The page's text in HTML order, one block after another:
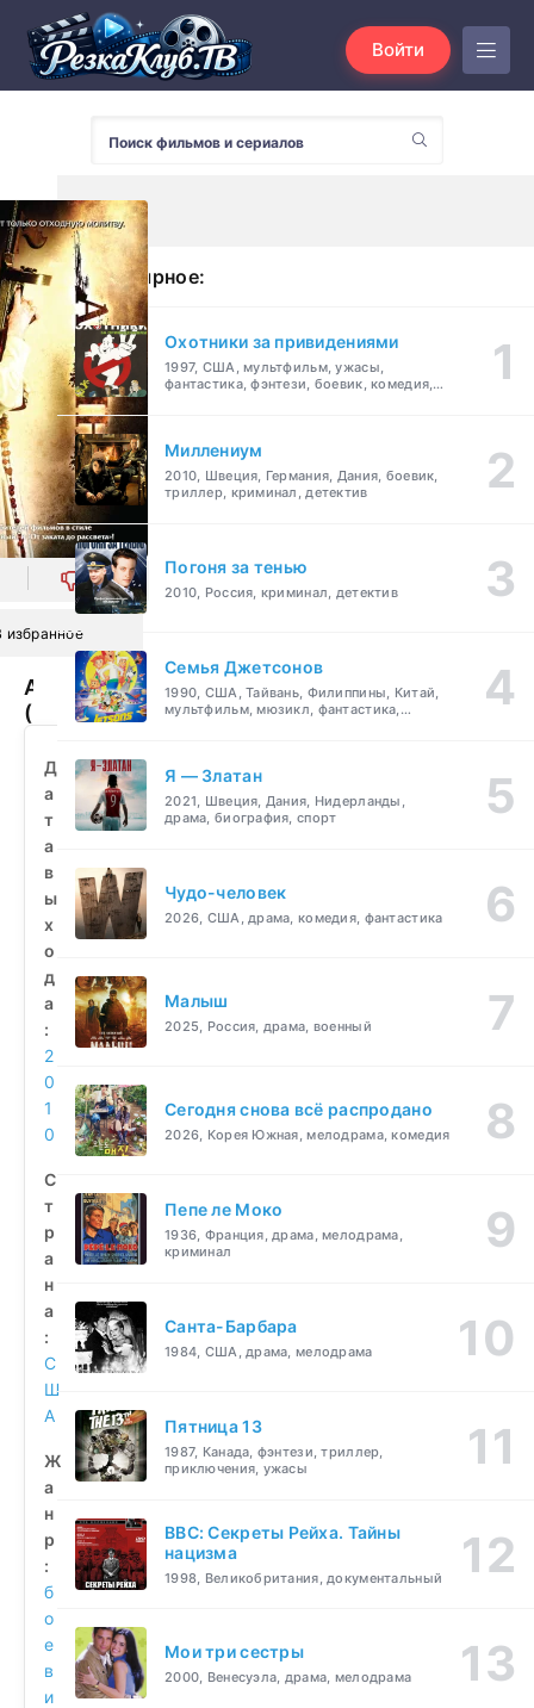
Войти
0
избранное
Аминь
(2010)
бесплатно
Д
а
т
а
в
ы
х
о
д
а
:
2
0
1
0
С
т
р
а
н
а
:
С
Ш
А
Ж
а
н
р
:
б
о
е
в
и
Популярное:
Охотники за привидениями
1997, США, мультфильм, ужасы,
фантастика, фэнтези, боевик, комедия,
Миллениум
2010, Швеция, Германия, Дания, боевик,
триллер, криминал, детектив
Погоня за тенью
2010, Россия, криминал, детектив
Семья Джетсонов
1990, США, Тайвань, Филиппины, Китай,
мультфильм, мюзикл, фантастика,
Я — Златан
2021, Швеция, Дания, Нидерланды,
драма, биография, спорт
Чудо-человек
2026, США, драма, комедия, фантастика
Малыш
2025, Россия, драма, военный
Сегодня снова всё распродано
2026, Корея Южная, мелодрама, комедия
Пепе ле Моко
1936, Франция, драма, мелодрама,
криминал
Санта-Барбара
1984, США, драма, мелодрама
Пятница 13
1987, Канада, фэнтези, триллер,
приключения, ужасы
BBC: Секреты Рейха. Тайны
нацизма
1998, Великобритания, документальный
Мои три сестры
2000, Венесуэла, драма, мелодрама